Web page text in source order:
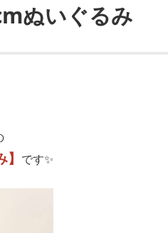
ぬいぐるみ
です✨